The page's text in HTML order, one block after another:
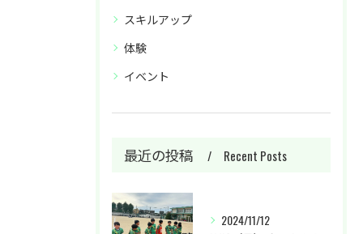
スキルアップ
体験
イベント
最近の投稿 Recent Posts
2024/11/12